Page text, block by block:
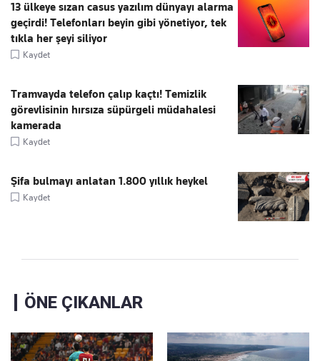
13 ülkeye sızan casus yazılım dünyayı alarma
geçirdi! Telefonları beyin gibi yönetiyor, tek
tıkla her şeyi siliyor
Kaydet
Tramvayda telefon çalıp kaçtı! Temizlik
görevlisinin hırsıza süpürgeli müdahalesi
kamerada
Kaydet
Şifa bulmayı anlatan 1.800 yıllık heykel
Kaydet
ÖNE ÇIKANLAR